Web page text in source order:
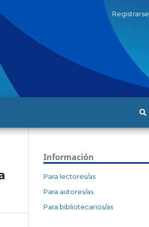
Registrarse
Información
Para lectores/as
Para autores/as
Para bibliotecarios/as